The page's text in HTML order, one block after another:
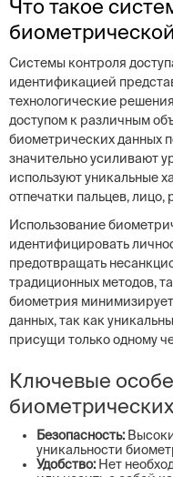
Что такое
Системы контроля
идентификацией
технологические
доступом к различным
биометрических данных
значительно усиливают
используют уникальные
отпечатки пальцев, лицо,
Использование
идентифицировать
предотвращать
традиционных методов,
биометрия
данных, так как
присущи только одному
Ключевые
Безопасность:
уникальности
Удобство: Нет